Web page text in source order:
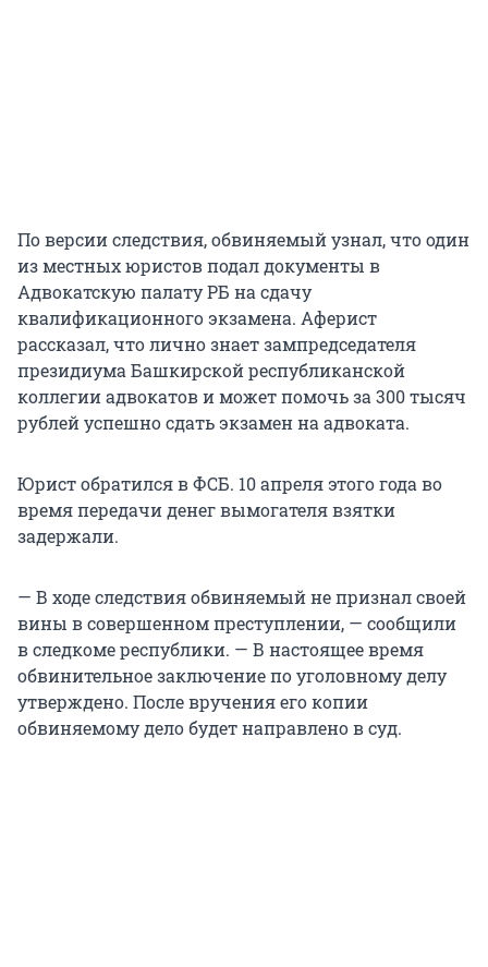
По версии следствия, обвиняемый узнал, что один
из местных юристов подал документы в
Адвокатскую палату РБ на сдачу
квалификационного экзамена. Аферист
рассказал, что лично знает зампредседателя
президиума Башкирской республиканской
коллегии адвокатов и может помочь за 300 тысяч
рублей успешно сдать экзамен на адвоката.
Юрист обратился в ФСБ. 10 апреля этого года во
время передачи денег вымогателя взятки
задержали.
— В ходе следствия обвиняемый не признал своей
вины в совершенном преступлении, — сообщили
в следкоме республики. — В настоящее время
обвинительное заключение по уголовному делу
утверждено. После вручения его копии
обвиняемому дело будет направлено в суд.